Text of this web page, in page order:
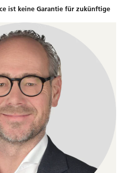
ist keine Garantie für zukünftige